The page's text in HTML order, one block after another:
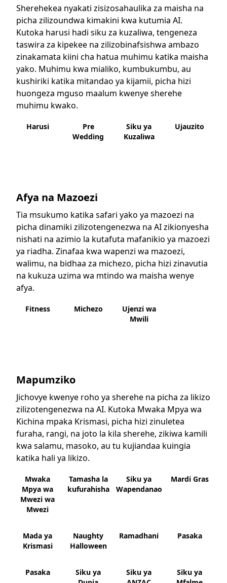
Sherehekea nyakati zisizosahaulika za maisha na
picha zilizoundwa kimakini kwa kutumia AI.
Kutoka harusi hadi siku za kuzaliwa, tengeneza
taswira za kipekee na zilizobinafsishwa ambazo
zinakamata kiini cha hatua muhimu katika maisha
yako. Muhimu kwa mialiko, kumbukumbu, au
kushiriki katika mitandao ya kijamii, picha hizi
huongeza mguso maalum kwenye sherehe
muhimu kwako.
Harusi
Pre
Wedding
Siku ya
Kuzaliwa
Ujauzito
Afya na Mazoezi
Tia msukumo katika safari yako ya mazoezi na
picha dinamiki zilizotengenezwa na AI zikionyesha
nishati na azimio la kutafuta mafanikio ya mazoezi
ya riadha. Zinafaa kwa wapenzi wa mazoezi,
walimu, na bidhaa za michezo, picha hizi zinavutia
na kukuza uzima wa mtindo wa maisha wenye
afya.
Fitness Michezo
Ujenzi wa
Mwili
Mapumziko
Jichovye kwenye roho ya sherehe na picha za likizo
zilizotengenezwa na AI. Kutoka Mwaka Mpya wa
Kichina mpaka Krismasi, picha hizi zinuletea
furaha, rangi, na joto la kila sherehe, zikiwa kamili
kwa salamu, masoko, au tu kujiandaa kuingia
katika hali ya likizo.
Mwaka
Mpya wa
Mwezi wa
Mwezi
Tamasha la
kufurahisha
Siku ya
Wapendanao
Mardi Gras
Mada ya
Krismasi
Naughty
Halloween
Ramadhani Pasaka
Pasaka
Siku ya
Siku ya
Siku ya